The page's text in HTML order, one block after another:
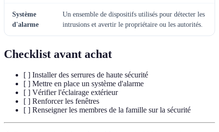
Système
d'alarme
Un ensemble de dispositifs utilisés pour détecter les
intrusions et avertir le propriétaire ou les autorités.
Checklist avant achat
[ ] Installer des serrures de haute sécurité
[ ] Mettre en place un système d'alarme
[ ] Vérifier l'éclairage extérieur
[ ] Renforcer les fenêtres
[ ] Renseigner les membres de la famille sur la sécurité